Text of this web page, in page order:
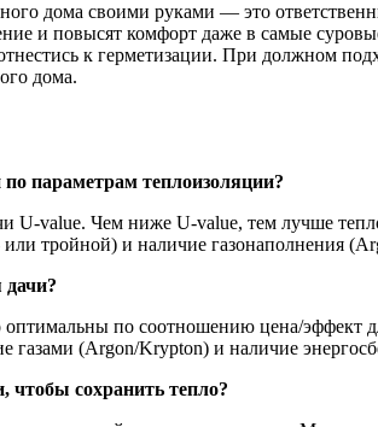
дома своими руками — это
и повысят комфорт даже в самые
к герметизации. При должном
дома.
параметрам теплоизоляции?
U-value. Чем ниже U-value, тем лучше
или тройной) и наличие газонаполнения
по соотношению цена/эффект
газами (Argon/Krypton) и наличие
чтобы сохранить тепло?